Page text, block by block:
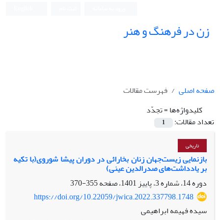
زن در فرهنگ و هنر
صفحه اصلی
فهرست مقالات
کلیدواژه‌ها =تجدّد
تعداد مقالات:
1
تاریخی
بازنمایی زیست‌جهان زنان بخارائی در دوران پیشا شوروی(با تکیه
بر یادداشت‌های صدرالدین عینی)
دوره 14، شماره 3، پاییز 1401، صفحه
355-370
https://doi.org/10.22059/jwica.2022.337798.1748
سیده فهیمه ابراهیمی